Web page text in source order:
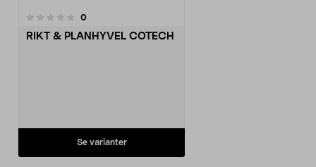
0recensioner
RIKT & PLANHYVEL COTECH
Se varianter